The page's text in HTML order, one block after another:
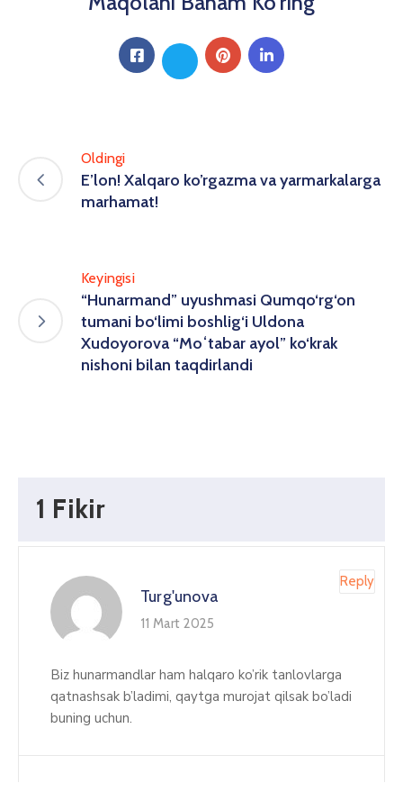
Oldingi
E’lon! Xalqaro ko’rgazma va yarmarkalarga
marhamat!
Keyingisi
“Hunarmand” uyushmasi Qumqo‘rg‘on
tumani bo‘limi boshlig‘i Uldona
Xudoyorova “Moʻtabar ayol” ko‘krak
nishoni bilan taqdirlandi
1 Fikir
Turg'unova
11 Mart 2025
Biz hunarmandlar ham halqaro ko’rik tanlovlarga
qatnashsak b’ladimi, qaytga murojat qilsak bo’ladi
buning uchun.
Reply